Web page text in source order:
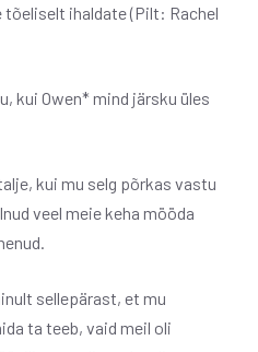
tõeliselt ihaldate (Pilt: Rachel
kui Owen* mind järsku üles
kui mu selg põrkas vastu
veel meie keha mööda
sellepärast, et mu
ta teeb, vaid meil oli